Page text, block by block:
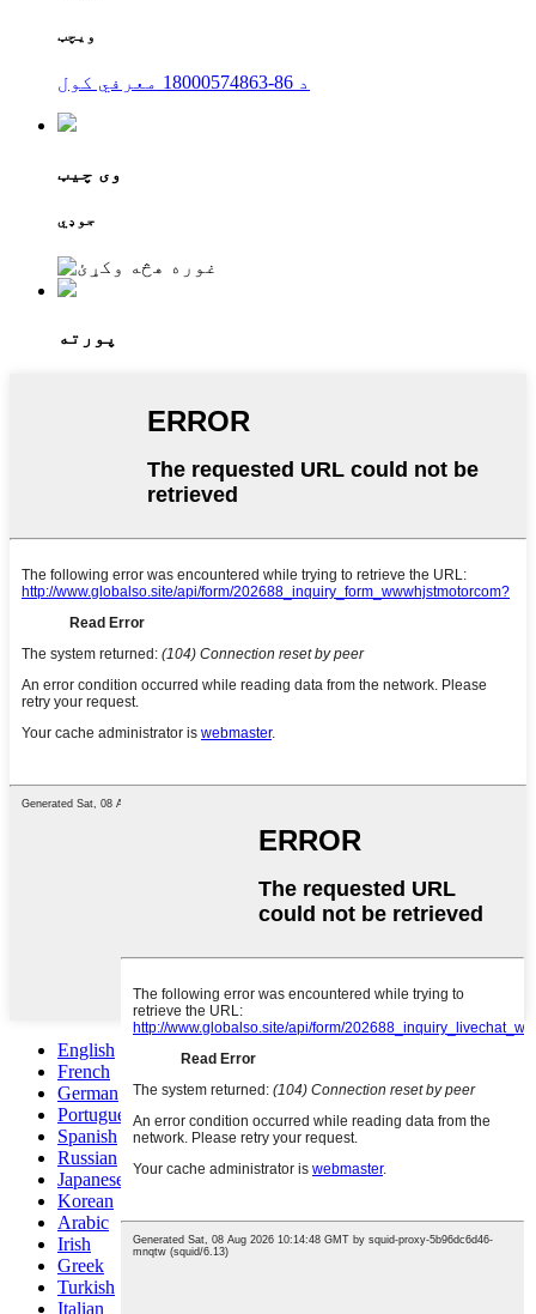
ویچټ
د 86-18000574863 معرفي کول
وی چیټ
جوډي
پورته
English
French
German
Portuguese
Spanish
Russian
Japanese
Korean
Arabic
Irish
Greek
Turkish
Italian